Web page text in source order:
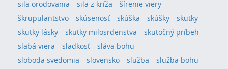
sila orodovania
sila z kríža
šírenie viery
škrupulantstvo
skúsenosť skúška skúšky
skutky
skutky lásky
skutky milosrdenstva
skutočný príbeh
slabá viera
sladkosť
sláva bohu
sloboda svedomia
slovensko služba
služba bohu